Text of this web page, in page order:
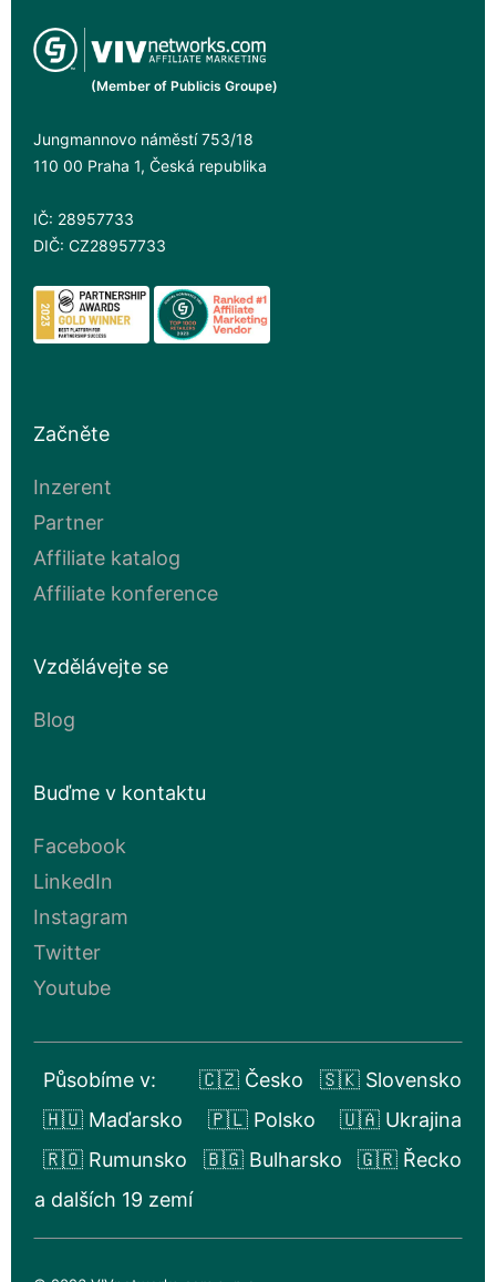
(Member of Publicis Groupe)
Jungmannovo náměstí 753/18
110 00 Praha 1, Česká republika
IČ: 28957733
DIČ: CZ28957733
Začněte
Inzerent
Partner
Affiliate katalog
Affiliate konference
Vzdělávejte se
Blog
Buďme v kontaktu
Facebook
LinkedIn
Instagram
Twitter
Youtube
Působíme v: 🇨🇿 Česko
🇸🇰 Slovensko
🇭🇺 Maďarsko
🇵🇱 Polsko
🇺🇦 Ukrajina
🇷🇴 Rumunsko
🇧🇬 Bulharsko
🇬🇷 Řecko
a dalších 19 zemí